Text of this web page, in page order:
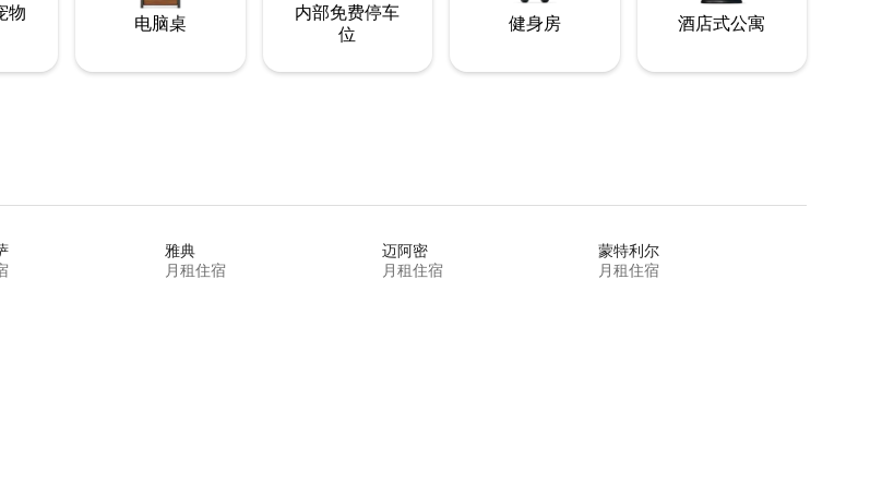
物
电脑桌
内部免费停车
位
健身房 酒店式公寓
雅典
月租住宿
迈阿密
月租住宿
蒙特利尔
月租住宿